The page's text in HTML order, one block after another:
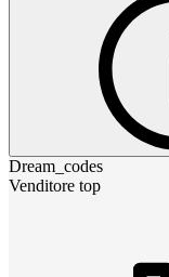
Dream_codes
Venditore top